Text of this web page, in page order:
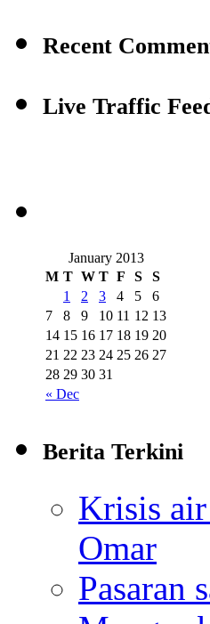
Recent
Live Traffic
January 2013
M T W T F S S
« Dec
1 2 3 4 5
6
7
8 9 10 11 12 13
14 15 16 17 18 19 20
21 22 23 24 25 26 27
28 29 30 31
Berita Terkini
Krisis
Omar
Pasaran